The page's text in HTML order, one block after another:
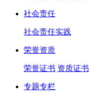
社会责任
社会责任实践
荣誉资质
荣誉证书 资质证书
专题专栏